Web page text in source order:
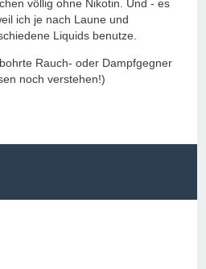
völlig ohne Nikotin. Und - es
ich je nach Laune und
Liquids benutze.
Rauch- oder Dampfgegner
noch verstehen!)